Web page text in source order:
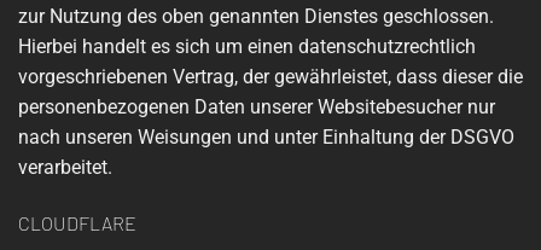
zur Nutzung des oben genannten Dienstes geschlossen.
Hierbei handelt es sich um einen datenschutzrechtlich
vorgeschriebenen Vertrag, der gewährleistet, dass dieser die
personenbezogenen Daten unserer Websitebesucher nur
nach unseren Weisungen und unter Einhaltung der DSGVO
verarbeitet.
CLOUDFLARE